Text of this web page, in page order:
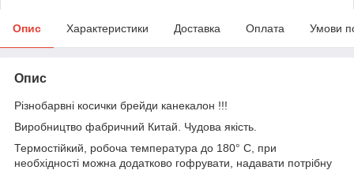
Опис Характеристики Доставка Оплата Умови
Опис
Різнобарвні косички брейди канекалон !!!
Виробництво фабричний Китай. Чудова якість.
Термостійкий, робоча температура до 180° С, при
необхідності можна додатково гофрувати, надавати потрібну